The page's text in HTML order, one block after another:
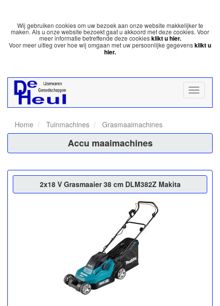
Wij gebruiken cookies om uw bezoek aan onze website makkelijker te
maken. Als u onze website bezoekt gaat u akkoord met deze cookies. Voor
meer informatie betreffende deze cookiesklikt u hier.
Voor meer uitleg over hoe wij omgaan met uw persoonlijke gegevensklikt u
hier.
Home Tuinmachines Grasmaaimachines
Accu maaimachines
2x18 V Grasmaaier 38 cm DLM382Z Makita